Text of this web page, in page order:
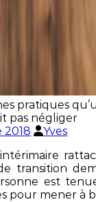
pratiques
pas négliger
2018
Yves
transition
est
pour mener à